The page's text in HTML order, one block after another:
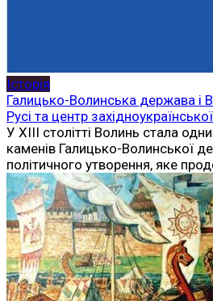
Історія
Галицько-Волинська держава і
Русі та центр
У XIII столітті Волинь стала
каменів Галицько-Волинської
політичного утворення, яке